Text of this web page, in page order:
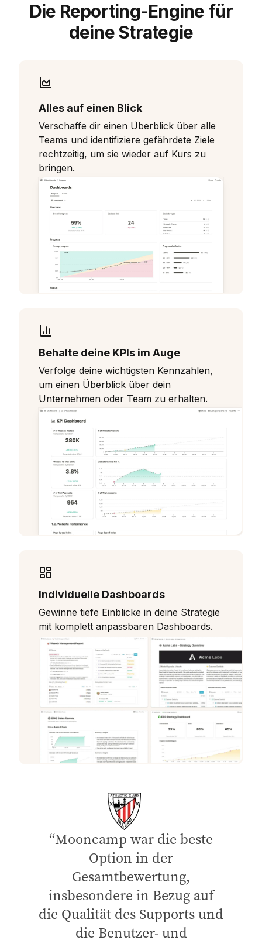
Die Reporting-Engine für
deine Strategie
Alles auf einen Blick
Verschaffe dir einen Überblick über alle
Teams und identifiziere gefährdete Ziele
rechtzeitig, um sie wieder auf Kurs zu
bringen.
Behalte deine KPIs im Auge
Verfolge deine wichtigsten Kennzahlen,
um einen Überblick über dein
Unternehmen oder Team zu erhalten.
Individuelle Dashboards
Gewinne tiefe Einblicke in deine Strategie
mit komplett anpassbaren Dashboards.
Mooncamp war die beste
Option in der
Gesamtbewertung,
insbesondere in Bezug auf
die Qualität des Supports und
die Benutzer- und